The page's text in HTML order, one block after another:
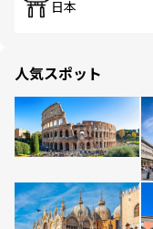
日本
人気スポット